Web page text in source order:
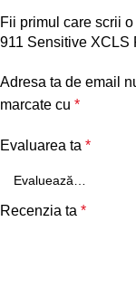
Fii primul care scrii
911 Sensitive XCLS
Adresa ta de email
marcate cu *
Evaluarea ta *
Recenzia ta *